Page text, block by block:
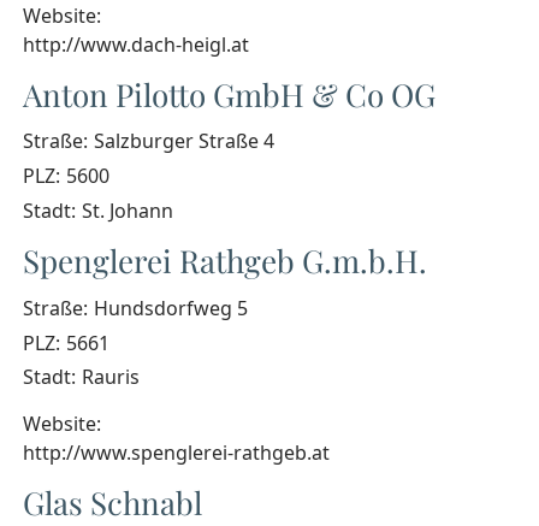
Website:
http://www.dach-heigl.at
Anton Pilotto GmbH & Co OG
Straße: Salzburger Straße 4
PLZ: 5600
Stadt: St. Johann
Spenglerei Rathgeb G.m.b.H.
Straße: Hundsdorfweg 5
PLZ: 5661
Stadt: Rauris
Website:
http://www.spenglerei-rathgeb.at
Glas Schnabl